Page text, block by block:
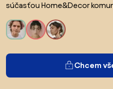
súčasťou Home&Decor
Chcem